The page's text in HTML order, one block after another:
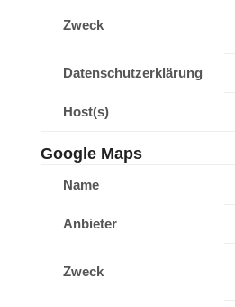
Zweck
Datenschutzerklärung
Host(s)
Google Maps
Name
Anbieter
Zweck